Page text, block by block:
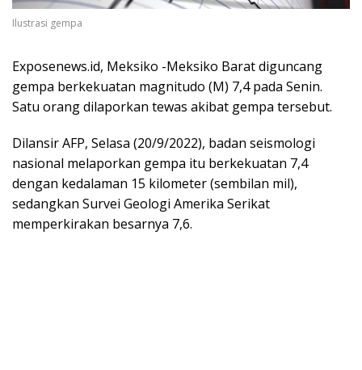
Ilustrasi gempa
Exposenews.id, Meksiko -Meksiko Barat diguncang
gempa berkekuatan magnitudo (M) 7,4 pada Senin.
Satu orang dilaporkan tewas akibat gempa tersebut.
Dilansir AFP, Selasa (20/9/2022), badan seismologi
nasional melaporkan gempa itu berkekuatan 7,4
dengan kedalaman 15 kilometer (sembilan mil),
sedangkan Survei Geologi Amerika Serikat
memperkirakan besarnya 7,6.